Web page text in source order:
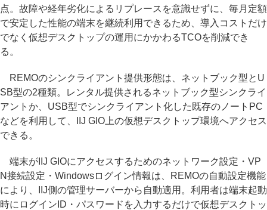
点。故障や経年劣化によるリプレースを意識せずに、毎月定額
で安定した性能の端末を継続利用できるため、導入コストだけ
でなく仮想デスクトップの運用にかかわるTCOを削減でき
る。
REMOのシンクライアント提供形態は、ネットブック型とU
SB型の2種類。レンタル提供されるネットブック型シンクライ
アントか、USB型でシンクライアント化した既存のノートPC
などを利用して、IIJ GIO上の仮想デスクトップ環境へアクセス
できる。
端末がIIJ GIOにアクセスするためのネットワーク設定・VP
N接続設定・Windowsログイン情報は、REMOの自動設定機能
により、IIJ側の管理サーバーから自動適用。利用者は端末起動
時にログインID・パスワードを入力するだけで仮想デスクトッ